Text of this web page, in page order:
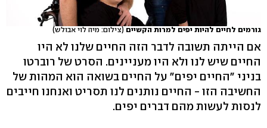
גורמים לחיים להיות יפים למרות הקשיים (צילום: מיה לוי אבולש)
אם הייתה תשובה לדבר הזה החיים שלנו לא היו
החיים שיש לנו ולא היו מעניינים. הסרט של רוברטו
בניני "החיים יפים" על החיים בשואה הוא המהות של
החשיבה הזו - החיים נותנים לנו תסריט ואנחנו חייבים
לנסות לעשות מהם דברים יפים.